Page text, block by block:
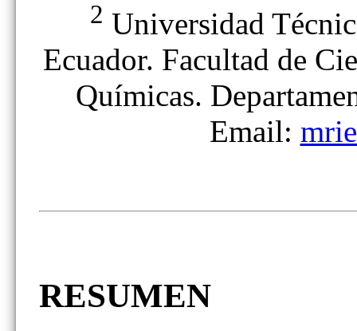
2 Universidad
Ecuador. Facultad de
Químicas.
Email:
RESUMEN